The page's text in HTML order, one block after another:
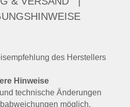
des Herstellers
Hinweise
technische Änderungen
möglich.